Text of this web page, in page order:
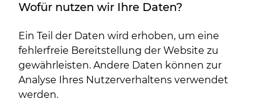
Wofür nutzen wir Ihre Daten?
Ein Teil der Daten wird erhoben, um eine
fehlerfreie Bereitstellung der Website zu
gewährleisten. Andere Daten können zur
Analyse Ihres Nutzerverhaltens verwendet
werden.